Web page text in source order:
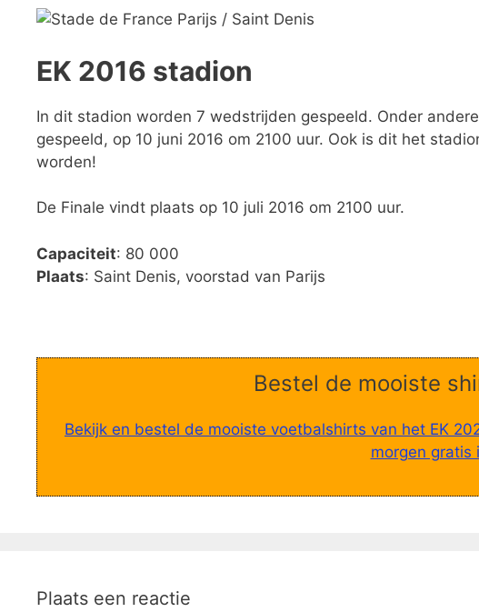
EK 2016 stadion
In dit stadion worden 7 wedstrijden gespeeld. Onder
gespeeld, op 10 juni 2016 om 2100 uur. Ook is dit het
worden!
De Finale vindt plaats op 10 juli 2016 om 2100 uur.
Capaciteit: 80 000
Plaats: Saint Denis, voorstad van Parijs
Bestel de mooiste
Bekijk en bestel de mooiste voetbalshirts van het EK
morgen gratis
Plaats een reactie